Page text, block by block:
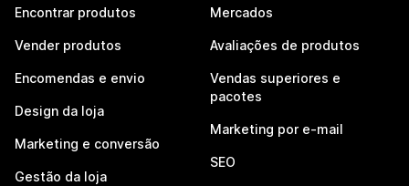
Encontrar produtos
Vender produtos
Encomendas e envio
Design da loja
Marketing e conversão
Gestão da loja
Mercados
Avaliações de produtos
Vendas superiores e
pacotes
Marketing por e-mail
SEO